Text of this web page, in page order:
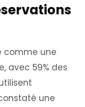
comme une
avec 59% des
constaté une